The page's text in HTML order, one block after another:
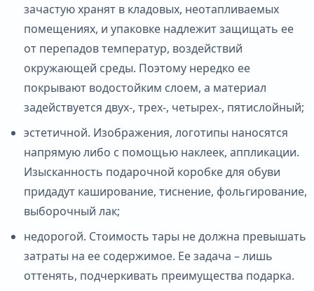
зачастую хранят в кладовых, неотапливаемых
помещениях, и упаковке надлежит защищать ее
от перепадов температур, воздействий
окружающей среды. Поэтому нередко ее
покрывают водостойким слоем, а материал
задействуется двух-, трех-, четырех-, пятислойный;
эстетичной. Изображения, логотипы наносятся
напрямую либо с помощью наклеек, аппликации.
Изысканность подарочной коробке для обуви
придадут каширование, тиснение, фольгирование,
выборочный лак;
недорогой. Стоимость тары не должна превышать
затраты на ее содержимое. Ее задача – лишь
оттенять, подчеркивать преимущества подарка.